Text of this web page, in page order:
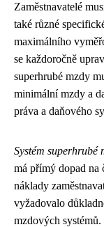
Zaměstnavatelé
také různé
maximálního
se každoročně
superhrubé mzdy
minimální mzdy a
práva a daňového
Systém superhrubé
má přímý dopad na
náklady
vyžadovalo
mzdových